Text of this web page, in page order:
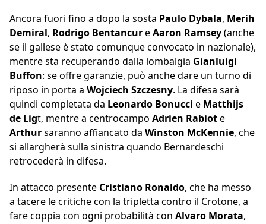
Ancora fuori fino a dopo la sosta Paulo Dybala, Merih
Demiral, Rodrigo BentancureAaron Ramsey(anche
se il gallese è stato comunque convocato in nazionale),
mentre sta recuperando dalla lombalgia Gianluigi
Buffon: se offre garanzie, può anche dare un turno di
riposo in porta a Wojciech Szczesny. La difesa sarà
quindi completata da Leonardo Bonucci e Matthijs
de Ligt, mentre a centrocampo Adrien Rabiote
Arthursaranno affiancato da Winston McKennie, che
si allargherà sulla sinistra quando Bernardeschi
retrocederà in difesa.
In attacco presente Cristiano Ronaldo, che ha messo
a tacere le critiche con la tripletta contro il Crotone, a
fare coppia con ogni probabilità con Alvaro Morata,